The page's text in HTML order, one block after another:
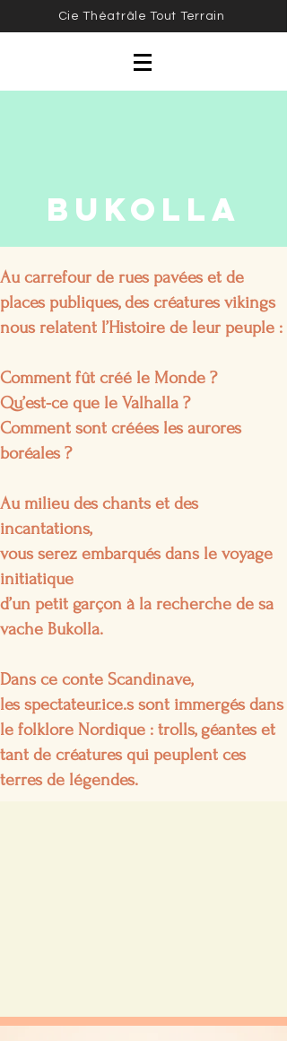
Cie Théatrâle Tout Terrain
BUKOLLA
Au carrefour de rues pavées et de
places publiques, des créatures vikings
nous relatent l’Histoire de leur peuple :
Comment fût créé le Monde ?
Qu’est-ce que le Valhalla ?
Comment sont créées les aurores
boréales ?
Au milieu des chants et des
incantations,
vous serez embarqués dans le voyage
initiatique
d’un petit garçon à la recherche de sa
vache Bukolla.
Dans ce conte Scandinave,
les spectateur.ice.s sont immergés dans
le folklore Nordique : trolls, géantes et
tant de créatures qui peuplent ces
terres de légendes.